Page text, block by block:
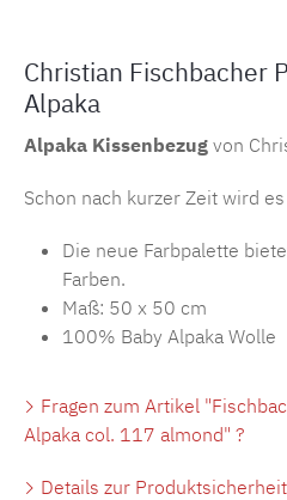
Christian Fischbacher
Alpaka
Alpaka Kissenbezug von
Schon nach kurzer Zeit wird
Die neue Farbpalette
Farben.
Maß: 50 x 50 cm
100% Baby Alpaka Wolle
Fragen zum Artikel
Alpaka col. 117 almond" ?
Details zur Produktsicherheit